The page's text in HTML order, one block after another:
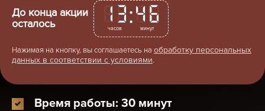
До конца акции
осталось
13
часов :46
минут
Нажимая на кнопку, вы соглашаетесь на обработку персональных
данных в соответствии с условиями.
Время работы: 30 минут